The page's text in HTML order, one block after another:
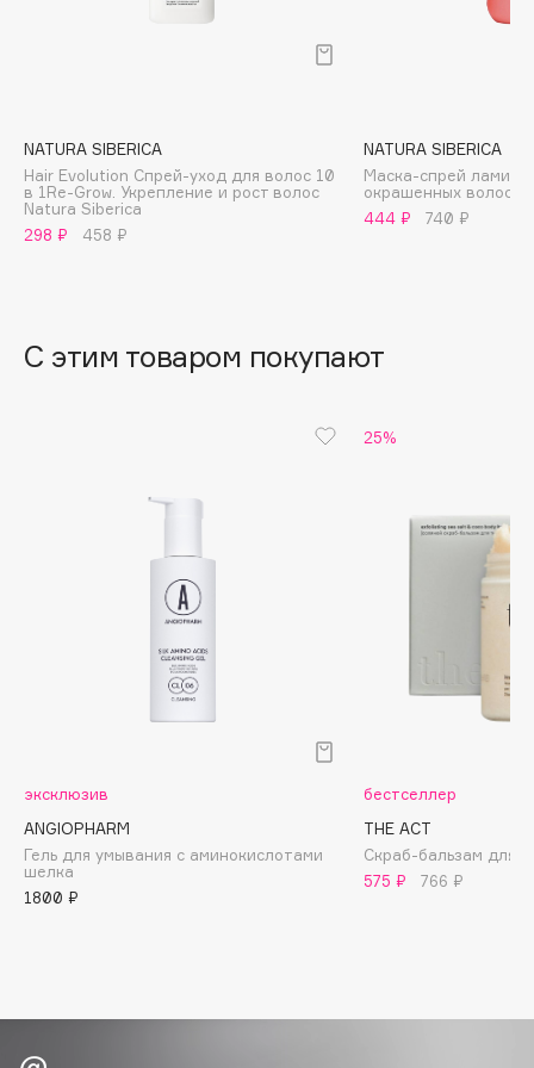
Banderas
Basicare
Batiste
beautyblender
Boadicea The Victorious
Brunello Cucinelli
Bvlgari
by TERRY
NATURA SIBERICA
Hair Evolution Спрей-уход для волос 10
в 1Re-Grow. Укрепление и рост волос
Natura Siberica
298 ₽
458 ₽
NATURA SIBERICA
Маска-спрей
окрашенных волос
444 ₽
740 ₽
С этим товаром покупают
эксклюзив
ANGIOPHARM
Гель для умывания с аминокислотами
шелка
1800 ₽
25%
бестселлер
THE ACT
Скраб-бальзам для
575 ₽
766 ₽